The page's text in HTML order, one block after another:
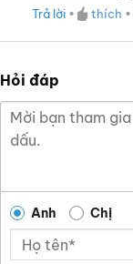
hạng55
Trả lời • thích •
Hỏi đáp
Anh Chị